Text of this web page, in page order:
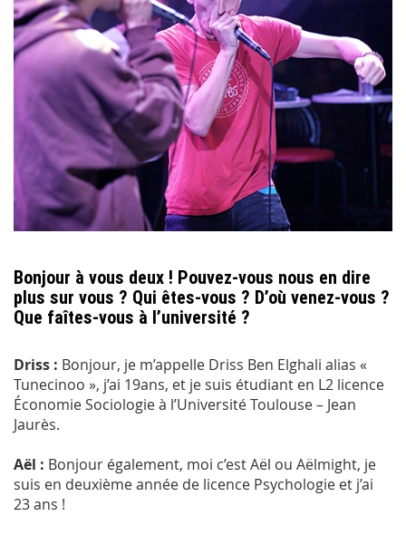
Bonjour à vous deux ! Pouvez-vous nous en dire
plus sur vous ? Qui êtes-vous ? D’où venez-vous ?
Que faîtes-vous à l’université ?
Driss : Bonjour, je m’appelle Driss Ben Elghali alias «
Tunecinoo », j’ai 19ans, et je suis étudiant en L2 licence
Économie Sociologie à l’Université Toulouse – Jean
Jaurès.
Aël : Bonjour également, moi c’est Aël ou Aëlmight, je
suis en deuxième année de licence Psychologie et j’ai
23 ans !